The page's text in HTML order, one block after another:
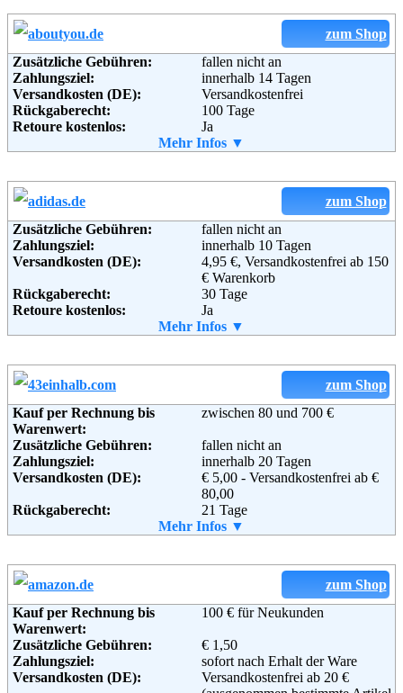
Informationen:
zum Shop
Zusätzliche Gebühren:
fallen nicht an
Zahlungsziel:
innerhalb 14 Tagen
Versandkosten (DE):
Versandkostenfrei
Rückgaberecht:
100 Tage
Retoure kostenlos:
Ja
Muss selbst gedruckt werden
Weitere Zahlungsmethoden:
Adresse:
ABOUT YOU GmbH
Christoph-Probst-Weg 4
D-20251 Hamburg
Telefon:
0800 30 15 085
Email:
kundenservice@aboutyou.de
Weiterführende
Informationen:
Mehr Infos ▼
zum Shop
Zusätzliche Gebühren:
fallen nicht an
Zahlungsziel:
innerhalb 10 Tagen
Versandkosten (DE):
4,95 €, Versandkostenfrei ab 150
€ Warenkorb
Rückgaberecht:
30 Tage
Retoure kostenlos:
Ja
im Paket enthalten
Weitere Zahlungsmethoden:
Adresse:
Atlas Arena, Africa Building
Hoogoorddreef 9a
1101 BA Amsterdam ZO
Niederlande
Telefon:
+49 (0) 800 – 377 37 71
service@mail.shop.adidas.de
Weiterführende
Informationen:
Blog,AGB
Mehr Infos ▼
zum Shop
Kauf per Rechnung bis
Warenwert:
zwischen 80 und 700 €
Zusätzliche Gebühren:
fallen nicht an
Zahlungsziel:
innerhalb 20 Tagen
Versandkosten (DE):
€ 5,00 - Versandkostenfrei ab €
80,00
Rückgaberecht:
21 Tage
Nein
Weitere Zahlungsmethoden:
Adresse:
43einhalb GbR
Mehr Infos ▼
zum Shop
Kauf per Rechnung bis
Warenwert:
100 € für Neukunden
Zusätzliche Gebühren:
€ 1,50
Zahlungsziel:
sofort nach Erhalt der Ware
Versandkosten (DE):
Versandkostenfrei ab 20 €